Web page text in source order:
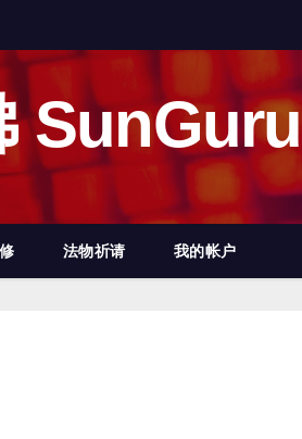
SunGuru
法物祈请 我的帐户